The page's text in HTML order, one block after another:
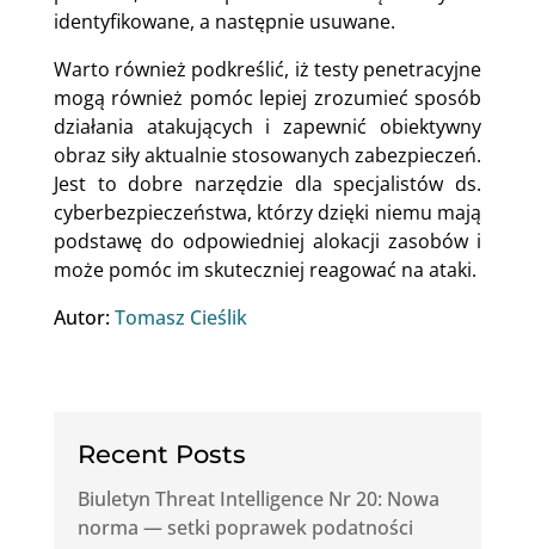
identyfikowane, a następnie usuwane.
Warto również podkreślić, iż testy penetracyjne
mogą również pomóc lepiej zrozumieć sposób
działania atakujących i zapewnić obiektywny
obraz siły aktualnie stosowanych zabezpieczeń.
Jest to dobre narzędzie dla specjalistów ds.
cyberbezpieczeństwa, którzy dzięki niemu mają
podstawę do odpowiedniej alokacji zasobów i
może pomóc im skuteczniej reagować na ataki.
Autor:Tomasz Cieślik
Recent Posts
Biuletyn Threat Intelligence Nr 20: Nowa
norma — setki poprawek podatności